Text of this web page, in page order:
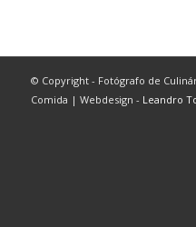
© Copyright - Fotógrafo de
Comida | Webdesign - Leandro